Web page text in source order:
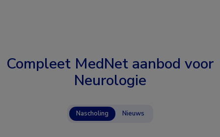
Compleet MedNet aanbod voor
Neurologie
Nascholing Nieuws